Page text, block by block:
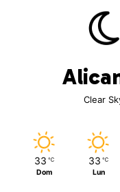
Clear
33 ℃
Dom
33 ℃
Lun